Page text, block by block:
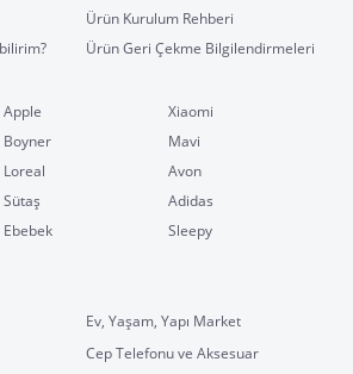
Ürün Kurulum Rehberi
Ürün Geri Çekme Bilgilendirmeleri
Apple
Xiaomi
Boyner
Mavi
Loreal
Avon
Sütaş
Adidas
Ebebek
Sleepy
Ev, Yaşam, Yapı Market
Cep Telefonu ve Aksesuar